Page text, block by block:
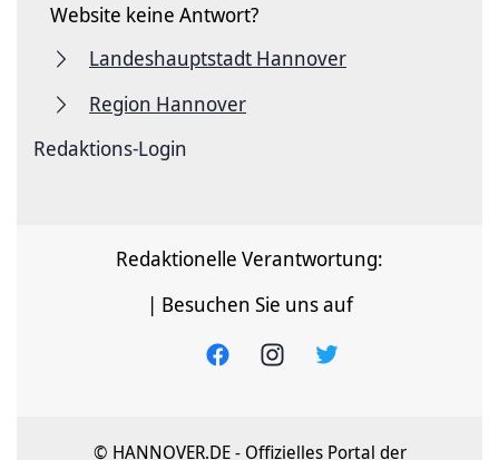
Website keine Antwort?
Landeshauptstadt Hannover
Region Hannover
Redaktions-Login
Redaktionelle Verantwortung:
| Besuchen Sie uns auf
© HANNOVER.DE - Offizielles Portal der